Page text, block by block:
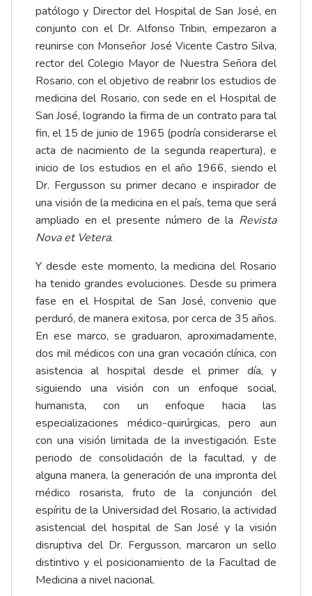
patólogo y Director del Hospital de San José, en
conjunto con el Dr. Alfonso Tribin, empezaron a
reunirse con Monseñor José Vicente Castro Silva,
rector del Colegio Mayor de Nuestra Señora del
Rosario, con el objetivo de reabrir los estudios de
medicina del Rosario, con sede en el Hospital de
San José, logrando la firma de un contrato para tal
fin, el 15 de junio de 1965 (podría considerarse el
acta de nacimiento de la segunda reapertura), e
inicio de los estudios en el año 1966, siendo el
Dr. Fergusson su primer decano e inspirador de
una visión de la medicina en el país, tema que será
ampliado en el presente número de la Revista
Nova et Vetera.
Y desde este momento, la medicina del Rosario
ha tenido grandes evoluciones. Desde su primera
fase en el Hospital de San José, convenio que
perduró, de manera exitosa, por cerca de 35 años.
En ese marco, se graduaron, aproximadamente,
dos mil médicos con una gran vocación clínica, con
asistencia al hospital desde el primer día, y
siguiendo una visión con un enfoque social,
humanista, con un enfoque hacia las
especializaciones médico-quirúrgicas, pero aun
con una visión limitada de la investigación. Este
periodo de consolidación de la facultad, y de
alguna manera, la generación de una impronta del
médico rosarista, fruto de la conjunción del
espíritu de la Universidad del Rosario, la actividad
asistencial del hospital de San José y la visión
disruptiva del Dr. Fergusson, marcaron un sello
distintivo y el posicionamiento de la Facultad de
Medicina a nivel nacional.